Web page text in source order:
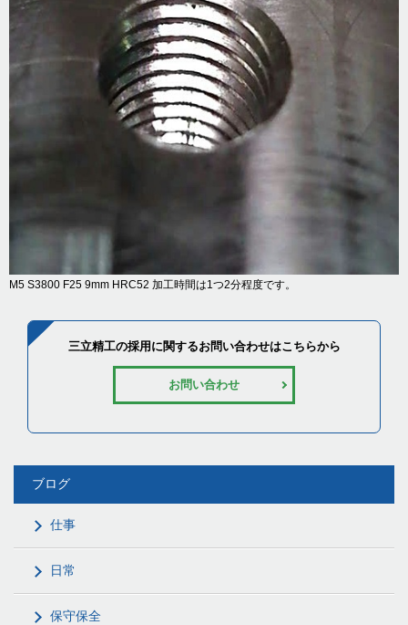
M5 S3800 F25 9mm HRC52 加工時間は1つ2分程度です。
三立精工の採用に関するお問い合わせはこちらから
お問い合わせ
ブログ
仕事
日常
保守保全